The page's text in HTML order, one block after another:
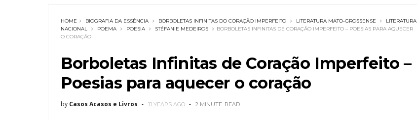
HOME BIOGRAFIA DA ESSÊNCIA BORBOLETAS INFINITAS DO CORAÇÃO IMPERFEITO LITERATURA MATO-GROSSENSE
LITERATURA
NACIONAL
POEMA POESIA STÉFANIE MEDEIROS
BORBOLETAS INFINITAS DE CORAÇÃO IMPERFEITO – POESIAS PARA AQUECER
O CORAÇÃO
Borboletas Infinitas de Coração Imperfeito –
Poesias para aquecer o coração
by Casos Acasos e Livros 11 YEARS AGO 2 MINUTE READ